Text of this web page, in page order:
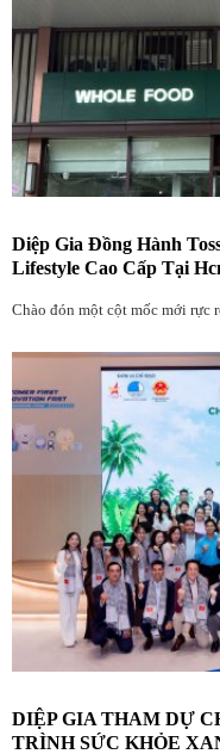
Diệp Gia Đồng Hành
Lifestyle Cao Cấp Tại
Chào đón một cột mốc mới rực
DIỆP GIA THAM DỰ
TRÌNH SỨC KHỎE